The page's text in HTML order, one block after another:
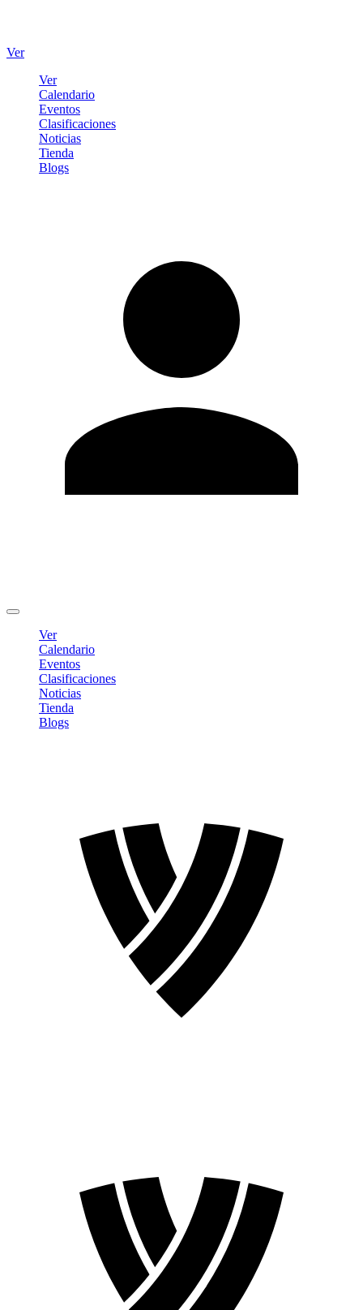
Ver
Ver
Calendario
Eventos
Clasificaciones
Noticias
Tienda
Blogs
Ver
Calendario
Eventos
Clasificaciones
Noticias
Tienda
Blogs